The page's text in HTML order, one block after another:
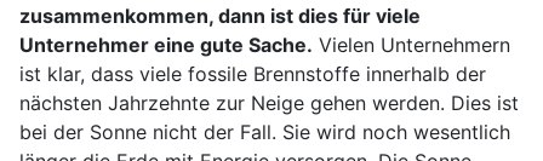
zusammenkommen, dann ist dies für viele
Unternehmer eine gute Sache. Vielen Unternehmern
ist klar, dass viele fossile Brennstoffe innerhalb der
nächsten Jahrzehnte zur Neige gehen werden. Dies ist
bei der Sonne nicht der Fall. Sie wird noch wesentlich